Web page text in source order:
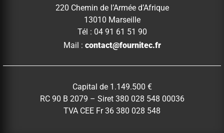
220 Chemin de l’Armée d’Afrique
13010 Marseille
Tél : 04 91 61 51 90
Mail : contact@fournitec.fr
Capital de 1.149.500 €
RC 90 B 2079 – Siret 380 028 548 00036
TVA CEE Fr 36 380 028 548